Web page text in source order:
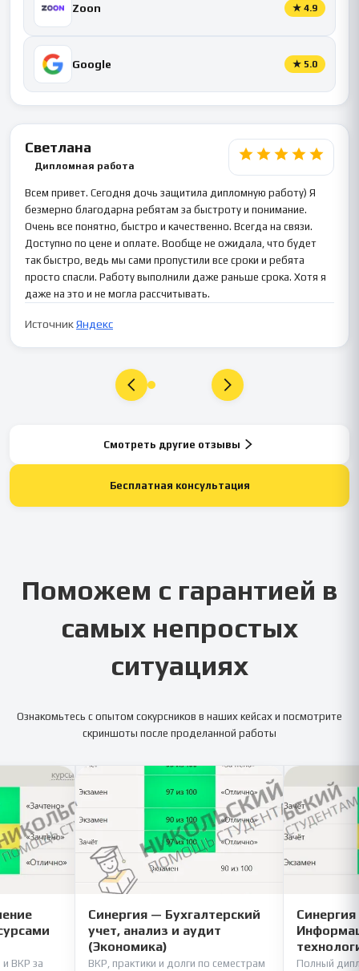
Zoon ★ 4.9
Google ★ 5.0
Светлана
Дипломная работа
Всем привет. Сегодня дочь защитила дипломную работу) Я
безмерно благодарна ребятам за быстроту и понимание.
Очень все понятно, быстро и качественно. Всегда на связи.
Доступно по цене и оплате. Вообще не ожидала, что будет
так быстро, ведь мы сами пропустили все сроки и ребята
просто спасли. Работу выполнили даже раньше срока. Хотя я
даже на это и не могла рассчитывать.
ИсточникЯндекс
Смотреть другие отзывы
Бесплатная консультация
Поможем с гарантией в
самых непростых
ситуациях
Ознакомьтесь с опытом сокурсников в наших кейсах и посмотрите
скриншоты после проделанной работы
и ВКР за
Синергия — Бухгалтерский
учет, анализ и аудит
(Экономика)
ВКР, практики и долги по семестрам
Полный